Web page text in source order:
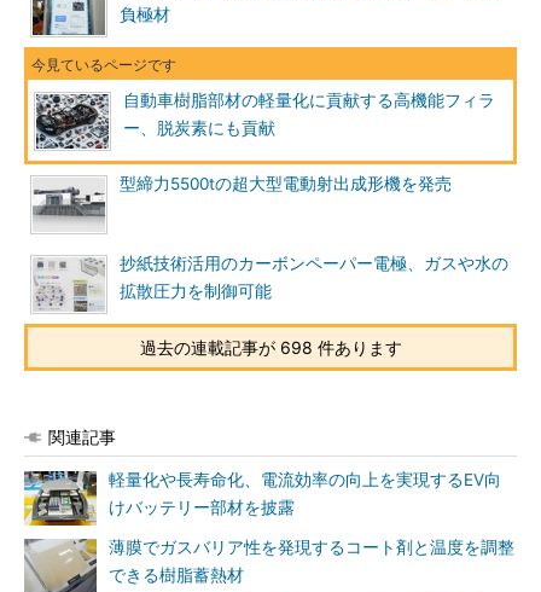
負極材
自動車樹脂部材の軽量化に貢献する高機能フィラ
ー、脱炭素にも貢献
型締力5500tの超大型電動射出成形機を発売
抄紙技術活用のカーボンペーパー電極、ガスや水の
拡散圧力を制御可能
過去の連載記事が 698 件あります
関連記事
軽量化や長寿命化、電流効率の向上を実現するEV向
けバッテリー部材を披露
薄膜でガスバリア性を発現するコート剤と温度を調整
できる樹脂蓄熱材